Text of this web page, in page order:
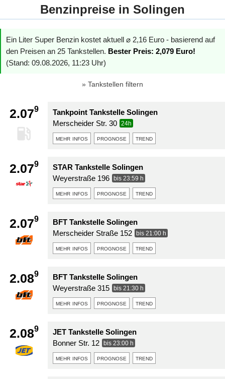
Benzinpreise in Solingen
Ein Liter Super Benzin kostet aktuell ⌀ 2,16 Euro - basierend auf
den Preisen an 25 Tankstellen. Bester Preis: 2,079 Euro!
(Stand: 09.08.2026, 11:23 Uhr)
Tankstellen filtern
2.079
Tankpoint Tankstelle Solingen
Merscheider Str. 30
24h
mehr infos prognose trend
2.079
STAR Tankstelle Solingen
Weyerstraße 196
bis 23:59 h
mehr infos prognose trend
2.079
BFT Tankstelle Solingen
Merscheider Straße 152
bis 21:00 h
mehr infos prognose trend
2.089
BFT Tankstelle Solingen
Weyerstraße 315
bis 21:30 h
mehr infos prognose trend
2.089
JET Tankstelle Solingen
Bonner Str. 12
bis 23:00 h
mehr infos prognose trend